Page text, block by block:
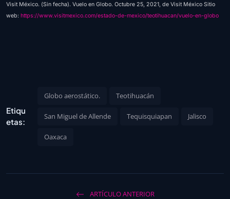
Visit México. (Sin fecha). Vuelo en Globo. Octubre 25, 2021, de Visit México Sitio
web: https://www.visitmexico.com/estado-de-mexico/teotihuacan/vuelo-en-globo
Etiqu
etas:
Globo aerostático. Teotihuacán
San Miguel de Allende Tequisquiapan Jalisco
Oaxaca
ARTÍCULO ANTERIOR